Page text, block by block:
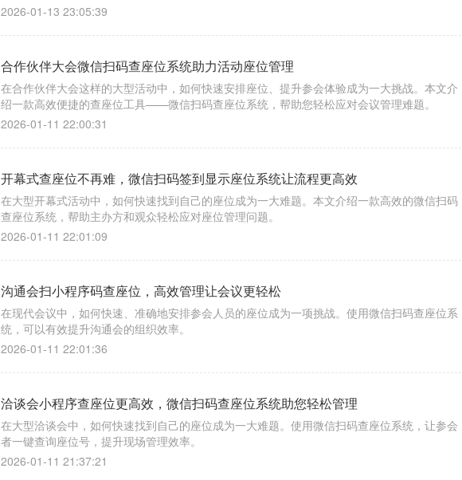
2026-01-13 23:05:39
合作伙伴大会微信扫码查座位系统助力活动座位管理
在合作伙伴大会这样的大型活动中，如何快速安排座位、提升参会体验成为一大挑战。本文介
绍一款高效便捷的查座位工具——微信扫码查座位系统，帮助您轻松应对会议管理难题。
2026-01-11 22:00:31
开幕式查座位不再难，微信扫码签到显示座位系统让流程更高效
在大型开幕式活动中，如何快速找到自己的座位成为一大难题。本文介绍一款高效的微信扫码
查座位系统，帮助主办方和观众轻松应对座位管理问题。
2026-01-11 22:01:09
沟通会扫小程序码查座位，高效管理让会议更轻松
在现代会议中，如何快速、准确地安排参会人员的座位成为一项挑战。使用微信扫码查座位系
统，可以有效提升沟通会的组织效率。
2026-01-11 22:01:36
洽谈会小程序查座位更高效，微信扫码查座位系统助您轻松管理
在大型洽谈会中，如何快速找到自己的座位成为一大难题。使用微信扫码查座位系统，让参会
者一键查询座位号，提升现场管理效率。
2026-01-11 21:37:21